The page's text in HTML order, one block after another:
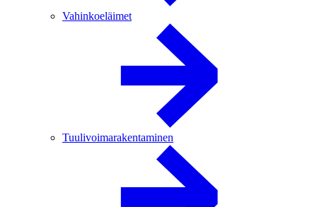
Vahinkoeläimet
Tuulivoimarakentaminen